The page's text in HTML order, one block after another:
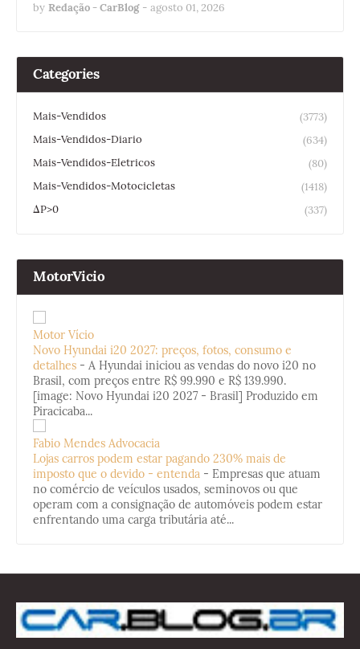
by Redação - CarBlog - agosto 01, 2026
Categories
Mais-Vendidos
(3773)
Mais-Vendidos-Diario
(634)
Mais-Vendidos-Eletricos
(80)
Mais-Vendidos-Motocicletas
(1418)
ΔP>0
(337)
MotorVicio
Motor Vício
Novo Hyundai i20 2027: preços, fotos, consumo e
detalhes - A Hyundai iniciou as vendas do novo i20 no
Brasil, com preços entre R$ 99.990 e R$ 139.990.
[image: Novo Hyundai i20 2027 - Brasil] Produzido em
Piracicaba...
Fabio Mendes Advocacia
Lojas carros podem estar pagando 230% mais de
imposto que o devido - entenda - Empresas que atuam
no comércio de veículos usados, seminovos ou que
operam com a consignação de automóveis podem estar
enfrentando uma carga tributária até...